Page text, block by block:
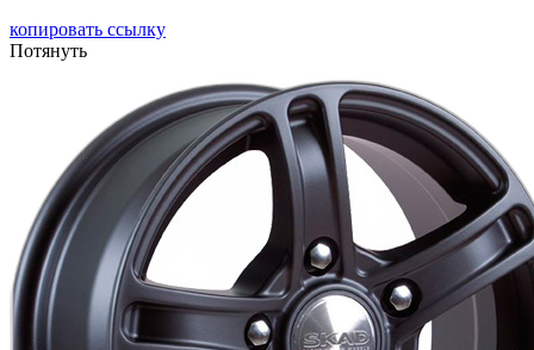
копировать ссылку
Потянуть